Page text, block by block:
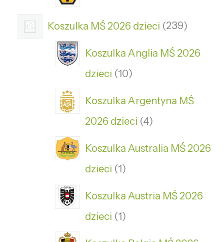
Koszulka MŚ 2026 dzieci 239
Koszulka Anglia MŚ 2026
dzieci 10
Koszulka Argentyna MŚ
2026 dzieci 4
Koszulka Australia MŚ 2026
dzieci 1
Koszulka Austria MŚ 2026
dzieci 1